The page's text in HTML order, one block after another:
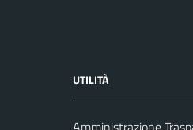
UTILITÀ